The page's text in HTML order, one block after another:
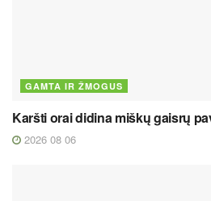
GAMTA IR ŽMOGUS
Karšti orai didina miškų gaisrų
2026 08 06